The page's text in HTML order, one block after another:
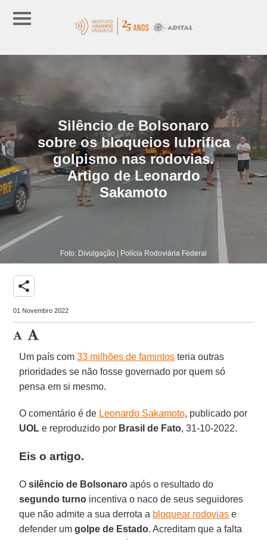
Silêncio de Bolsonaro
sobre os bloqueios lubrifica
golpismo nas rodovias.
Artigo de Leonardo
Sakamoto
Foto: Divulgação | Polícia Rodoviária Federal
share
01 Novembro 2022
Um país com33 milhões de famintos teria outras
prioridades se não fosse governado por quem só
pensa em si mesmo.
O comentário é de Leonardo Sakamoto, publicado por
UOL e reproduzido por Brasil de Fato, 31-10-2022.
Eis o artigo.
Osilêncio de Bolsonaro após o resultado do
segundo turno incentiva o naco de seus seguidores
que não admite a sua derrota a bloquear rodovias e
defender umgolpe de Estado. Acreditam que a falta